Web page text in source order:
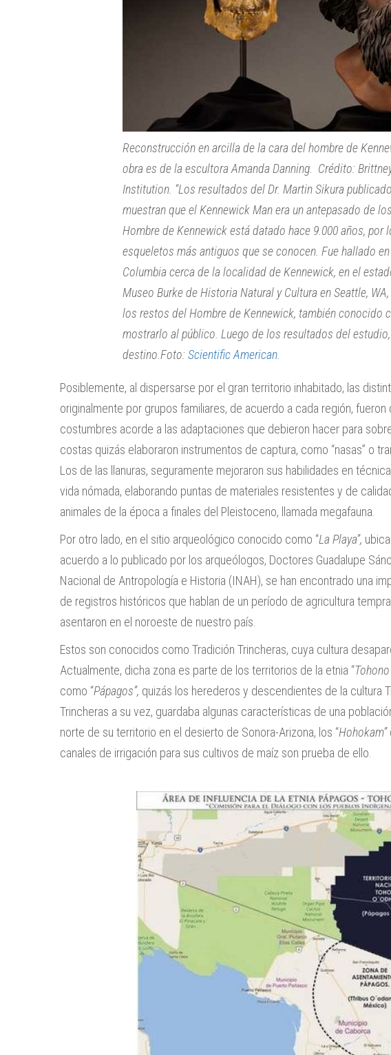
Reconstrucción en arcilla de la cara del hombre de
obra es de la escultora Amanda Danning. Crédito:
Institution. “Los resultados del Dr. Martin Sikura
muestran que el Kennewick Man era un antepasado de
Hombre de Kennewick está datado hace 9.000 años, por
esqueletos más antiguos que se conocen. Fue hallado
Columbia cerca de la localidad de Kennewick, en el
Museo Burke de Historia Natural y Cultura en Seattle,
los restos del Hombre de Kennewick, también conocido
mostrarlo al público. Luego de los resultados del
destino.Foto: Scientific American.
Posiblemente, al dispersarse por el gran territorio inhabitado, las
originalmente por grupos familiares, de acuerdo a cada región,
costumbres acorde a las adaptaciones que debieron hacer para
costas quizás elaboraron instrumentos de captura, como “nasas” o
Los de las llanuras, seguramente mejoraron sus habilidades en
vida nómada, elaborando puntas de materiales resistentes y de
animales de la época a finales del Pleistoceno, llamada megafauna.
Por otro lado, en el sitio arqueológico conocido como “La Playa”,
acuerdo a lo publicado por los arqueólogos, Doctores Guadalupe
Nacional de Antropología e Historia (INAH), se han encontrado una
de registros históricos que hablan de un período de agricultura
asentaron en el noroeste de nuestro país.
Estos son conocidos como Tradición Trincheras, cuya cultura
Actualmente, dicha zona es parte de los territorios de la etnia “
como “Pápagos”, quizás los herederos y descendientes de la cultura
Trincheras a su vez, guardaba algunas características de una
norte de su territorio en el desierto de Sonora-Arizona, los “Hohokam”
canales de irrigación para sus cultivos de maíz son prueba de ello.